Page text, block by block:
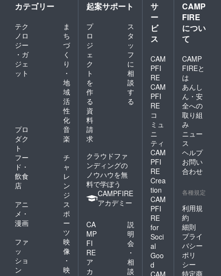
カテゴリー
テク
ノロ
ジー
・ガ
ジェ
ット
ま
ち
づ
く
り
・
地
域
活
性
化
プロ
ダク
ト
音
楽
フー
ド・
飲食
店
チ
ャ
レ
ン
ジ
アニ
メ・
漫画
ス
ポ
ー
ツ
ファ
ッ
ショ
ン
映
像
・
映
起案サポート
プ
ロ
ジ
ェ
ク
ト
を
作
る
ス
タ
ッ
フ
に
相
談
す
る
資
料
請
求
クラウドファ
ンディングの
ノウハウを無
料で学ぼう
CAMPFIRE
アカデミー
CA
MP
FI
RE
ア
カ
説
明
会
・
相
談
サ
ー
ビ
ス
CAM
PFI
RE
CAM
PFI
RE
コ
ミュ
ニ
ティ
CAM
PFI
RE
Crea
tion
CAM
PFI
RE
for
Soci
al
Goo
d
CAMP
FIRE
につい
て
CAMP
FIREと
は
あんし
ん・安
全への
取り組
み
ニュー
ス
ヘルプ
お問い
合わせ
各種規定
利用規
約
細則
プライ
バシー
ポリ
シー
特定商